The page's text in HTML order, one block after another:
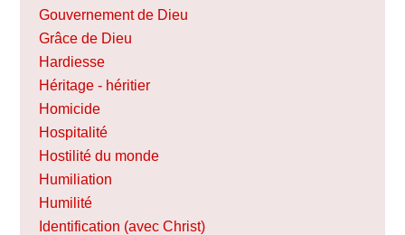
Gouvernement de Dieu
Grâce de Dieu
Hardiesse
Héritage - héritier
Homicide
Hospitalité
Hostilité du monde
Humiliation
Humilité
Identification (avec Christ)